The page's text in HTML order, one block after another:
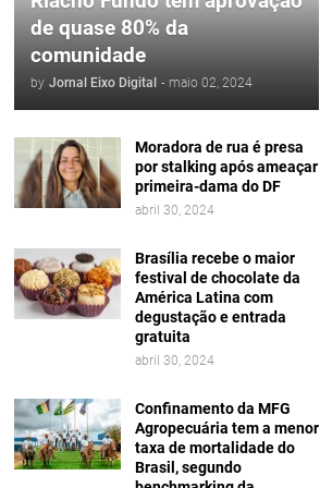
de quase 80% da
comunidade
by Jornal Eixo Digital - maio 02, 2024
Moradora de rua é presa
por stalking após ameaçar
primeira-dama do DF
abril 30, 2024
Brasília recebe o maior
festival de chocolate da
América Latina com
degustação e entrada
gratuita
abril 30, 2024
Confinamento da MFG
Agropecuária tem a menor
taxa de mortalidade do
Brasil, segundo